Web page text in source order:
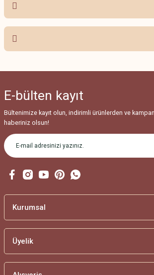
yetersiz gördüğünüz noktaları öneri formunu
iletebilirsiniz.
Ürün fiyatı diğer sitelerden daha pahalı.
Bu ürüne benzer farklı alternatifler olmalı.
E-bülten kayıt
Bültenimize kayıt olun, indirimli ürünlerden ve
haberiniz olsun!
Kurumsal
Üyelik